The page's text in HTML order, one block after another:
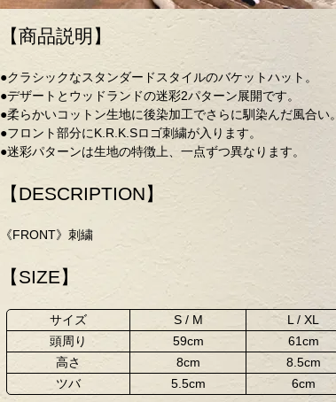
【商品説明】
●クラシックなスタンダードスタイルのバケットハット。
●デザートとウッドランドの迷彩2パターン展開です。
●柔らかいコットン生地に後染加工でさらに馴染んだ風合い。
●フロント部分にK.R.K.Sロゴ刺繍が入ります。
●迷彩パターンは生地の特徴上、一点ずつ異なります。
【DESCRIPTION】
《FRONT》刺繍
【SIZE】
サイズ S / M
L / XL
頭周り
59cm
61cm
高さ
8cm
8.5cm
ツバ
5.5cm 6cm